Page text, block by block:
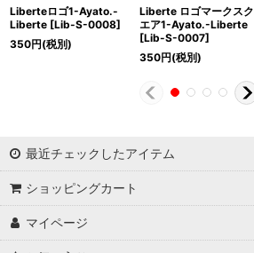
Liberteロゴ1-Ayato.-
Liberte [Lib-S-0008]
350円(税別)
Liberte ロゴマークスク
エア1-Ayato.-Liberte
[Lib-S-0007]
350円(税別)
最近チェックしたアイテム
ショッピングカート
マイページ